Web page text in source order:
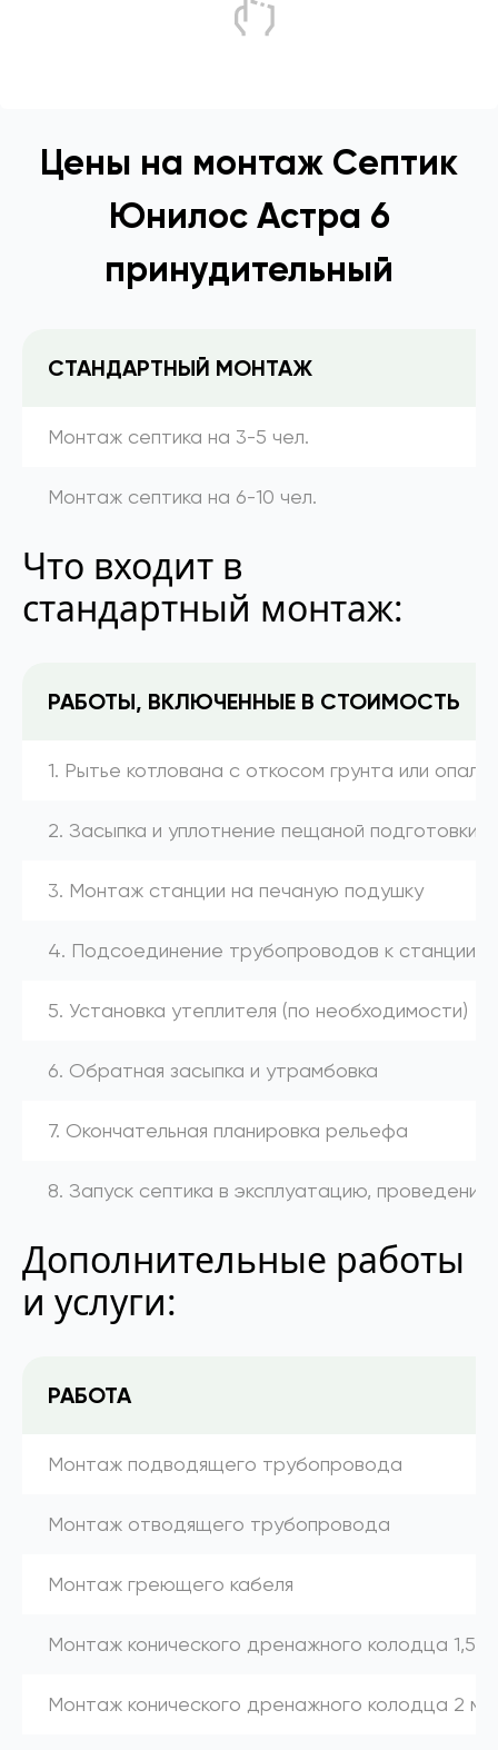
Цены на монтаж Септик
Юнилос Астра 6
принудительный
СТАНДАРТНЫЙ МОНТАЖ
Монтаж септика на 3-5 чел.
Монтаж септика на 6-10 чел.
Что входит в
стандартный монтаж:
РАБОТЫ, ВКЛЮЧЕННЫЕ В СТОИМОСТЬ
1. Рытье котлована с откосом грунта или
2. Засыпка и уплотнение пещаной подготовки
3. Монтаж станции на печаную подушку
4. Подсоединение трубопроводов к станции
5. Установка утеплителя (по необходимости)
6. Обратная засыпка и утрамбовка
7. Окончательная планировка рельефа
8. Запуск септика в эксплуатацию,
Дополнительные работы
и услуги:
РАБОТА
Монтаж подводящего трубопровода
Монтаж отводящего трубопровода
Монтаж греющего кабеля
Монтаж конического дренажного колодца 1,5 м
Монтаж конического дренажного колодца 2 м